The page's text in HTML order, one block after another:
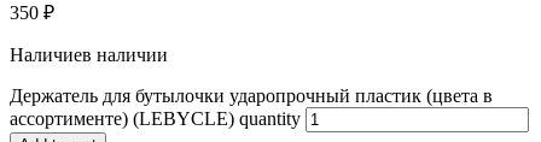
350 ₽
Наличиев наличии
Держатель для бутылочки ударопрочный пластик (цвета в
ассортименте) (LEBYCLE) quantity